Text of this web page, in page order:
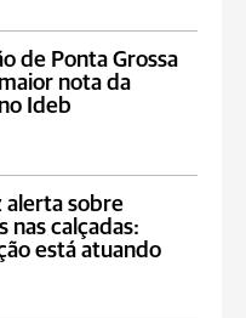
de Ponta Grossa
nota da
Ideb
alerta sobre
nas calçadas:
está atuando